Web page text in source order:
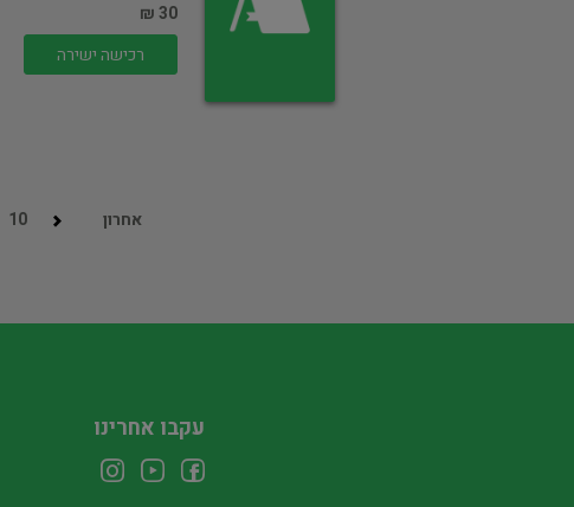
30 ₪
רכישה ישירה
10 אחרון
עקבו אחרינו